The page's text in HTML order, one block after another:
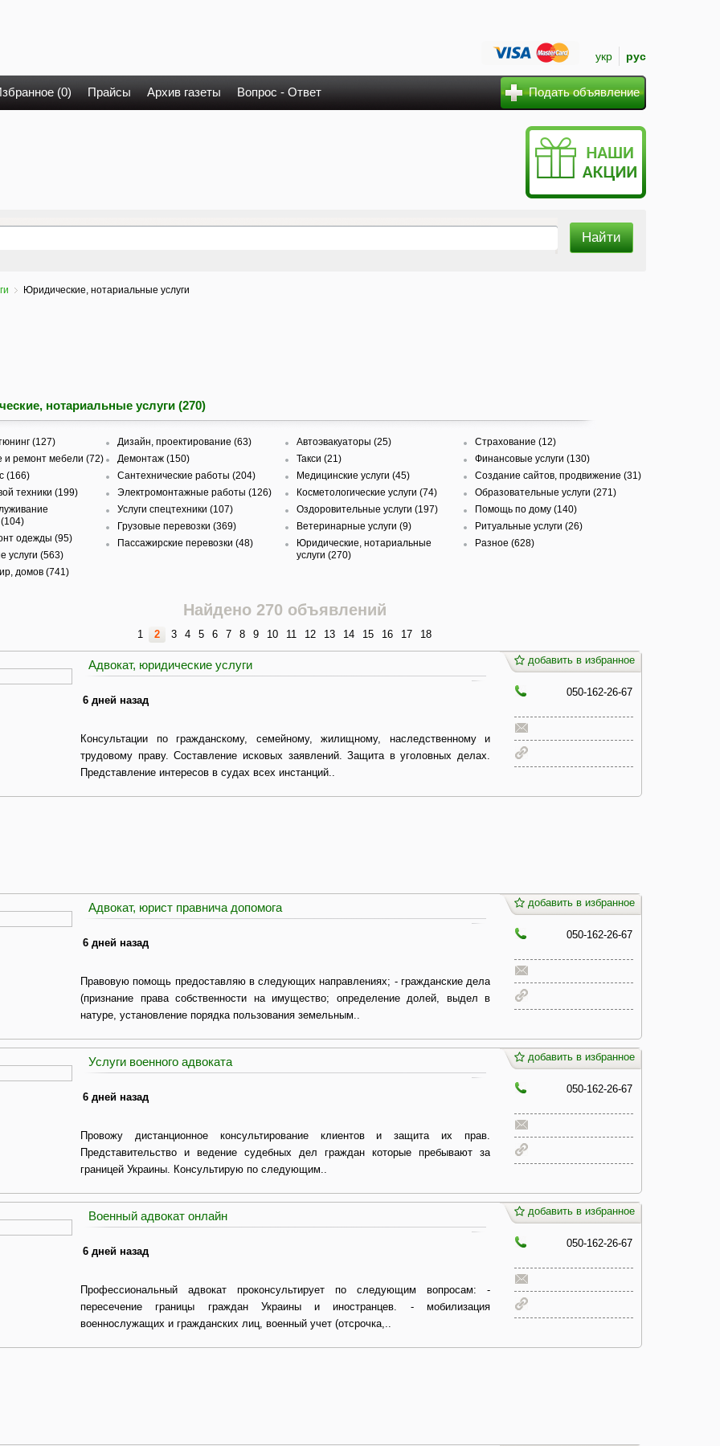
укр рус
(0) Прайсы Архив газеты Вопрос - Ответ Подать объявление
Юридические, нотариальные услуги
нотариальные услуги (270)
(127)
и ремонт мебели (72)
(166)
техники (199)
одежды (95)
услуги (563)
домов (741)
Дизайн, проектирование (63)
Демонтаж (150)
Сантехнические работы (204)
Электромонтажные работы (126)
Услуги спецтехники (107)
Грузовые перевозки (369)
Пассажирские перевозки (48)
Автоэвакуаторы (25)
Такси (21)
Медицинские услуги (45)
Косметологические услуги (74)
Оздоровительные услуги (197)
Ветеринарные услуги (9)
Юридические, нотариальные
услуги (270)
Страхование (12)
Финансовые услуги (130)
Создание сайтов, продвижение (31)
Образовательные услуги (271)
Помощь по дому (140)
Ритуальные услуги (26)
Разное (628)
Найдено 270 объявлений
1 2 3 4 5 6 7 8 9 10 11 12 13 14 15 16 17 18
Адвокат, юридические услуги
6 дней назад
Консультации по гражданскому, семейному, жилищному, наследственному и
трудовому праву. Составление исковых заявлений. Защита в уголовных делах.
Представление интересов в судах всех инстанций..
добавить в избранное
050-162-26-67
Адвокат, юрист правнича допомога
6 дней назад
Правовую помощь предоставляю в следующих направлениях; - гражданские дела
(признание права собственности на имущество; определение долей, выдел в
натуре, установление порядка пользования земельным..
добавить в избранное
050-162-26-67
Услуги военного адвоката
6 дней назад
Провожу дистанционное консультирование клиентов и защита их прав.
Представительство и ведение судебных дел граждан которые пребывают за
границей Украины. Консультирую по следующим..
добавить в избранное
050-162-26-67
Военный адвокат онлайн
6 дней назад
Профессиональный адвокат проконсультирует по следующим вопросам: -
пересечение границы граждан Украины и иностранцев. - мобилизация
военнослужащих и гражданских лиц, военный учет (отсрочка,..
добавить в избранное
050-162-26-67